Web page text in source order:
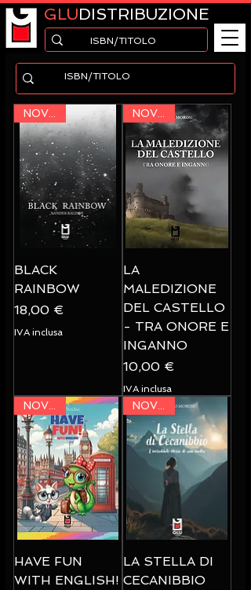
GLUDISTRIBUZIONE
BLACK
RAINBOW
Prezzo
18,00 €
IVA inclusa
LA
MALEDIZIONE
DEL CASTELLO
- TRA ONORE E
INGANNO
Prezzo
10,00 €
IVA inclusa
HAVE FUN
WITH ENGLISH!
LA STELLA DI
CECANIBBIO